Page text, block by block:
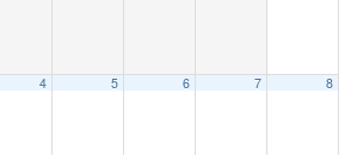
4 5 6 7 8